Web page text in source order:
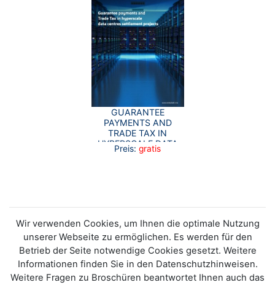
GUARANTEE
PAYMENTS AND
TRADE TAX IN
HYPERSCALE DATA
CENTRES SETTLEMENT
Preis: gratis
Wir verwenden Cookies, um Ihnen die optimale Nutzung
unserer Webseite zu ermöglichen. Es werden für den
Betrieb der Seite notwendige Cookies gesetzt. Weitere
Informationen finden Sie in den Datenschutzhinweisen.
Weitere Fragen zu Broschüren beantwortet Ihnen auch das